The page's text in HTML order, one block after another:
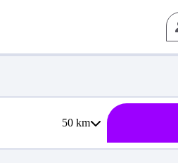
50km